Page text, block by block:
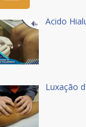
Ácido
Luxação